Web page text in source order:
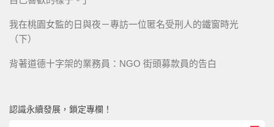
我在桃園女監的日與夜－專訪一位匿名受刑人的鐵窗時光
（下）
背著道德十字架的業務員：NGO 街頭募款員的告白
認識永續發展，鎖定專欄！